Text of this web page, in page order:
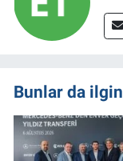
Bunlar da